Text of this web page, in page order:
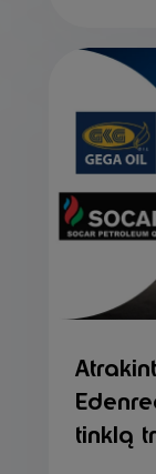
tinklą